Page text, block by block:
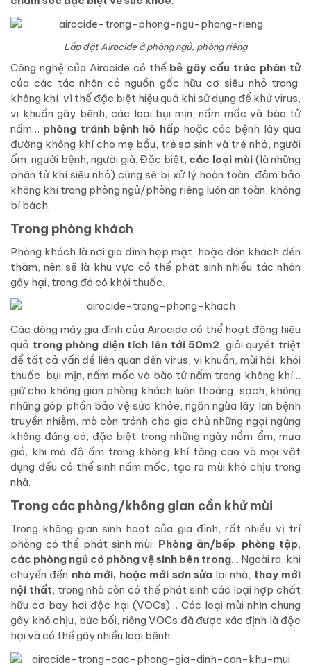
Lắp đặt Airocide ở phòng ngủ, phòng riêng
Công nghệ của Airocide có thể bẻ gãy cấu trúc phân tử
của các tác nhân có nguồn gốc hữu cơ siêu nhỏ trong
không khí, vì thế đặc biệt hiệu quả khi sử dụng để khử virus,
vi khuẩn gây bệnh, các loại bụi mịn, nấm mốc và bào tử
nấm… phòng tránh bệnh hô hấphoặc các bệnh lây qua
đường không khí cho mẹ bầu, trẻ sơ sinh và trẻ nhỏ, người
ốm, người bệnh, người già. Đặc biệt, các loại mùi (là những
phân tử khí siêu nhỏ) cũng sẽ bị xử lý hoàn toàn, đảm bảo
không khí trong phòng ngủ/phòng riêng luôn an toàn, không
bí bách.
Trong phòng khách
Phòng khách là nơi gia đình họp mặt, hoặc đón khách đến
thăm, nên sẽ là khu vực có thể phát sinh nhiều tác nhân
gây hại, trong đó có khói thuốc.
Các dòng máy gia đình của Airocide có thể hoạt động hiệu
quả trong phòng diện tích lên tới 50m2, giải quyết triệt
để tất cả vấn đề liên quan đến virus, vi khuẩn, mùi hôi, khói
thuốc, bụi mịn, nấm mốc và bào tử nấm trong không khí…
giữ cho không gian phòng khách luôn thoáng, sạch, không
những góp phần bảo vệ sức khỏe, ngăn ngừa lây lan bệnh
truyền nhiễm, mà còn tránh cho gia chủ những ngại ngùng
không đáng có, đặc biệt trong những ngày nồm ẩm, mưa
gió, khi mà độ ẩm trong không khí tăng cao và mọi vật
dụng đều có thể sinh nấm mốc, tạo ra mùi khó chịu trong
nhà.
Trong các phòng/không gian cần khử mùi
Trong không gian sinh hoạt của gia đình, rất nhiều vị trí
phòng có thể phát sinh mùi: Phòng ăn/bếp, phòng tập,
các phòng ngủ có phòng vệ sinh bên trong… Ngoài ra, khi
chuyển đến nhà mới, hoặc mới sơn sửalại nhà, thay mới
nội thất, trong nhà còn có thể phát sinh các loại hợp chất
hữu cơ bay hơi độc hại (VOCs)… Các loại mùi nhìn chung
gây khó chịu, bức bối, riêng VOCs đã được xác định là độc
hại và có thể gây nhiều loại bệnh.